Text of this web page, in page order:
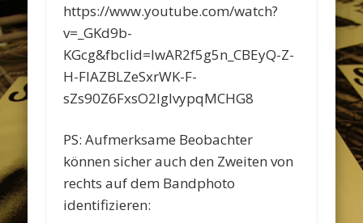
https://www.youtube.com/watch?
v=_GKd9b-
KGcg&fbclid=IwAR2f5g5n_CBEyQ-Z-
H-FlAZBLZeSxrWK-F-
sZs90Z6FxsO2IglvypqMCHG8
PS: Aufmerksame Beobachter
können sicher auch den Zweiten von
rechts auf dem Bandphoto
identifizieren: